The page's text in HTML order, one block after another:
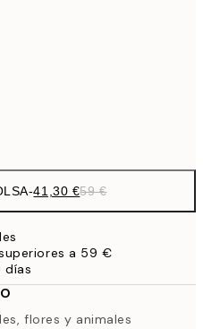
-41,30 €59 €
a 59 €
días
flores y animales